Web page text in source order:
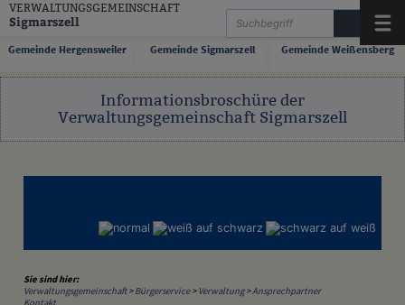
Zum Inhalt,zur Navigationoderzur Startseite springen.
VERWALTUNGSGEMEINSCHAFT
Sigmarszell
Gemeinde Hergensweiler Gemeinde Sigmarszell Gemeinde Weißensberg
Informationsbroschüre der
Verwaltungsgemeinschaft Sigmarszell
Sie sind hier:
Verwaltungsgemeinschaft>Bürgerservice> Verwaltung>Ansprechpartner